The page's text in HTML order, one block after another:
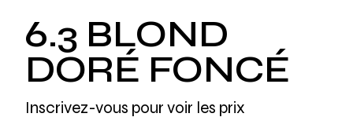
6.3 BLOND
DORÉ FONCÉ
Inscrivez-vous pour voir les prix